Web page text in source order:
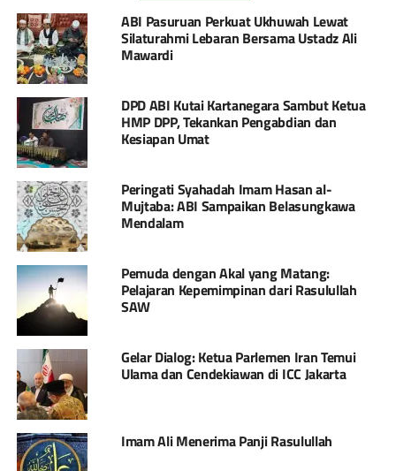
ABI Pasuruan Perkuat Ukhuwah Lewat
Silaturahmi Lebaran Bersama Ustadz Ali
Mawardi
DPD ABI Kutai Kartanegara Sambut Ketua
HMP DPP, Tekankan Pengabdian dan
Kesiapan Umat
Peringati Syahadah Imam Hasan al-
Mujtaba: ABI Sampaikan Belasungkawa
Mendalam
Pemuda dengan Akal yang Matang:
Pelajaran Kepemimpinan dari Rasulullah
SAW
Gelar Dialog: Ketua Parlemen Iran Temui
Ulama dan Cendekiawan di ICC Jakarta
Imam Ali Menerima Panji Rasulullah